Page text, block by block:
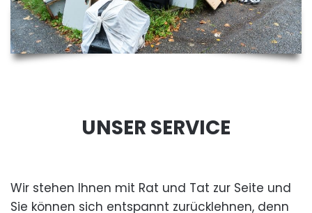
UNSER SERVICE
Wir stehen Ihnen mit Rat und Tat zur Seite und
Sie können sich entspannt zurücklehnen, denn